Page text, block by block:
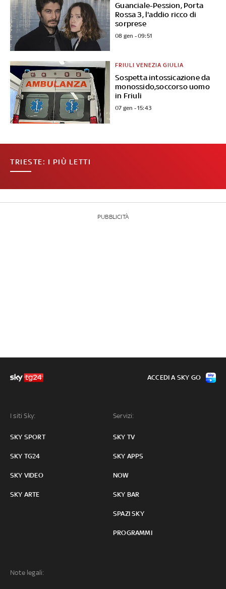
Guanciale-Pession, Porta
Rossa 3, l'addio ricco di
sorprese
08 gen - 09:51
Sospetta intossicazione da
monossido,soccorso uomo
in Friuli
FRIULI VENEZIA GIULIA
07 gen - 15:43
TRIESTE: I PIÙ LETTI
PUBBLICITÀ
I siti Sky:
SKY SPORT
SKY TG24
SKY VIDEO
SKY ARTE
Servizi:
SKY TV
SKY APPS
NOW
SKY BAR
SPAZI SKY
PROGRAMMI
Note legali:
ACCEDI A SKY GO